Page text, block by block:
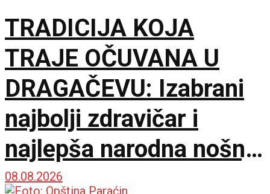
TRADICIJA KOJA
TRAJE OČUVANA U
DRAGAČEVU: Izabrani
najbolji zdravičar i
najlepša narodna nošnja
na 65. Saboru trubača
08.08.2026